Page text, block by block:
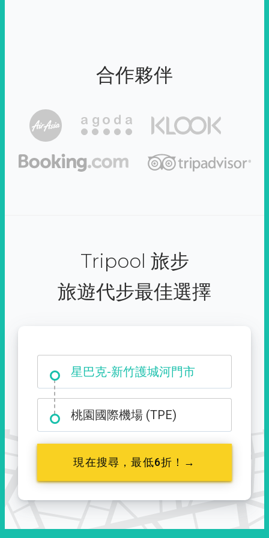
合作夥伴
Tripool 旅步
旅遊代步最佳選擇
星巴克-新竹護城河門市
大霸尖山登山口
桃園國際機場 (TPE)
現在搜尋，最低6折！→